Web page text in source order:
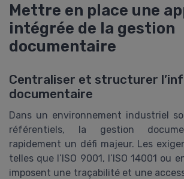
Mettre en place une
intégrée de la gestion
documentaire
Centraliser et structurer
documentaire
Dans un environnement industriel
référentiels, la gestion
rapidement un défi majeur. Les
telles que l’ISO 9001, l’ISO 14001 ou
imposent une traçabilité et une